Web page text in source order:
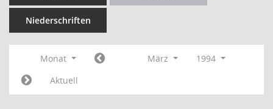
Niederschriften
Monat März
1994
Aktuell